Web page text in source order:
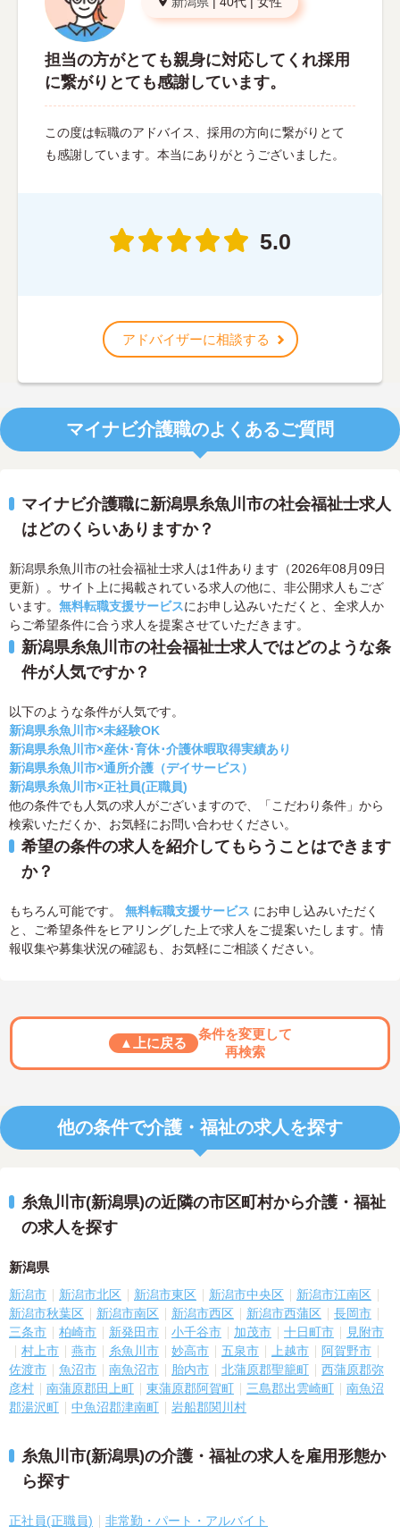
担当の方がとても親身に対応してくれ採用
に繋がりとても感謝しています。
この度は転職のアドバイス、採用の方向に繋がりとて
も感謝しています。本当にありがとうございました。
5.0
アドバイザーに相談する
マイナビ介護職のよくあるご質問
マイナビ介護職に新潟県糸魚川市の社会福祉士求人
はどのくらいありますか？
新潟県糸魚川市の社会福祉士求人は1件あります（2026年08月09日
更新）。サイト上に掲載されている求人の他に、非公開求人もござ
います。 無料転職支援サービスにお申し込みいただくと、全求人か
らご希望条件に合う求人を提案させていただきます。
新潟県糸魚川市の社会福祉士求人ではどのような条
件が人気ですか？
以下のような条件が人気です。
新潟県糸魚川市×未経験OK
新潟県糸魚川市×産休･育休･介護休暇取得実績あり
新潟県糸魚川市×通所介護（デイサービス）
新潟県糸魚川市×正社員(正職員)
他の条件でも人気の求人がございますので、「こだわり条件」から
検索いただくか、お気軽にお問い合わせください。
希望の条件の求人を紹介してもらうことはできます
か？
もちろん可能です。 無料転職支援サービス にお申し込みいただく
と、ご希望条件をヒアリングした上で求人をご提案いたします。情
報収集や募集状況の確認も、お気軽にご相談ください。
▲上に戻る
条件を変更して
再検索
他の条件で介護・福祉の求人を探す
糸魚川市(新潟県)の近隣の市区町村から介護・福祉
の求人を探す
新潟県
新潟市 新潟市北区 新潟市東区 新潟市中央区
新潟市江南区
新潟市秋葉区
新潟市南区 新潟市西区 新潟市西蒲区
長岡市
三条市
柏崎市 新発田市 小千谷市 加茂市 十日町市
見附市
村上市
燕市 糸魚川市 妙高市 五泉市 上越市
阿賀野市
佐渡市
魚沼市 南魚沼市 胎内市 北蒲原郡聖籠町
西蒲原郡弥
彦村
南蒲原郡田上町 東蒲原郡阿賀町 三島郡出雲崎町
南魚沼
郡湯沢町
中魚沼郡津南町 岩船郡関川村
糸魚川市(新潟県)の介護・福祉の求人を雇用形態か
ら探す
正社員(正職員) 非常勤・パート・アルバイト